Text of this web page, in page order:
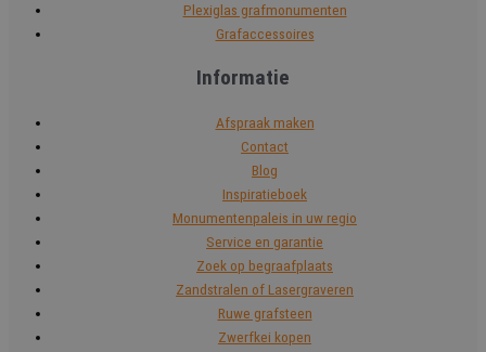
Plexiglas grafmonumenten
Grafaccessoires
Informatie
Afspraak maken
Contact
Blog
Inspiratieboek
Monumentenpaleis in uw regio
Service en garantie
Zoek op begraafplaats
Zandstralen of Lasergraveren
Ruwe grafsteen
Zwerfkei kopen